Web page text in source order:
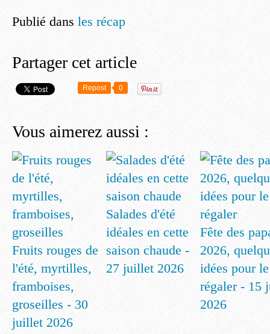
Publié dans les récap
Partager cet article
Repost 0
Vous aimerez aussi :
Fruits rouges de
l'été, myrtilles,
framboises,
groseilles - 30
juillet 2026
Salades d'été
idéales en cette
saison chaude -
27 juillet 2026
Fête des
2026,
idées pour le
régaler - 15
2026